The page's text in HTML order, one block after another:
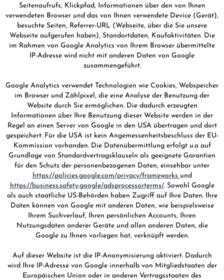
Seitenaufrufs, Klickpfad, Informationen über den von Ihnen
verwendeten Browser und das von Ihnen verwendete Device (Gerät),
besuchte Seiten, Referrer-URL (Webseite, über die Sie unsere
Webseite aufgerufen haben), Standortdaten, Kaufaktivitäten. Die
im Rahmen von Google Analytics von Ihrem Browser übermittelte
IP-Adresse wird nicht mit anderen Daten von Google
zusammengeführt.
Google Analytics verwendet Technologien wie Cookies, Webspeicher
im Browser und Zählpixel, die eine Analyse der Benutzung der
Website durch Sie ermöglichen. Die dadurch erzeugten
Informationen über Ihre Benutzung dieser Website werden in der
Regel an einen Server von Google in den USA übertragen und dort
gespeichert. Für die USA ist kein Angemessenheitsbeschluss der EU-
Kommission vorhanden. Die Datenübermittlung erfolgt u.a auf
Grundlage von Standardvertragsklauseln als geeignete Garantien
für den Schutz der personenbezogenen Daten, einsehbar unter
https://policies.google.com/privacy/frameworks und
https://business.safety.google/adsprocessorterms/. Sowohl Google
als auch staatliche US-Behörden haben Zugriff auf Ihre Daten. Ihre
Daten können von Google mit anderen Daten, wie beispielsweise
Ihrem Suchverlauf, Ihren persönlichen Accounts, Ihren
Nutzungsdaten anderer Geräte und allen anderen Daten, die
Google zu Ihnen vorliegen hat, verknüpft werden.
Auf dieser Website ist die IP-Anonymisierung aktiviert. Dadurch
wird Ihre IP-Adresse von Google innerhalb von Mitgliedstaaten der
Europäischen Union oder in anderen Vertragsstaaten des